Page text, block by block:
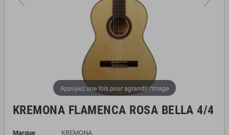
Appuyez une fois pour agrandir l'image
KREMONA FLAMENCA ROSA BELLA 4/4
Marque
KREMONA